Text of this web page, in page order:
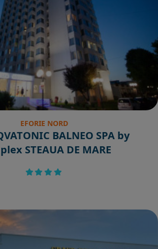
EFORIE NORD
BALNEO SPA by
STEAUA DE MARE